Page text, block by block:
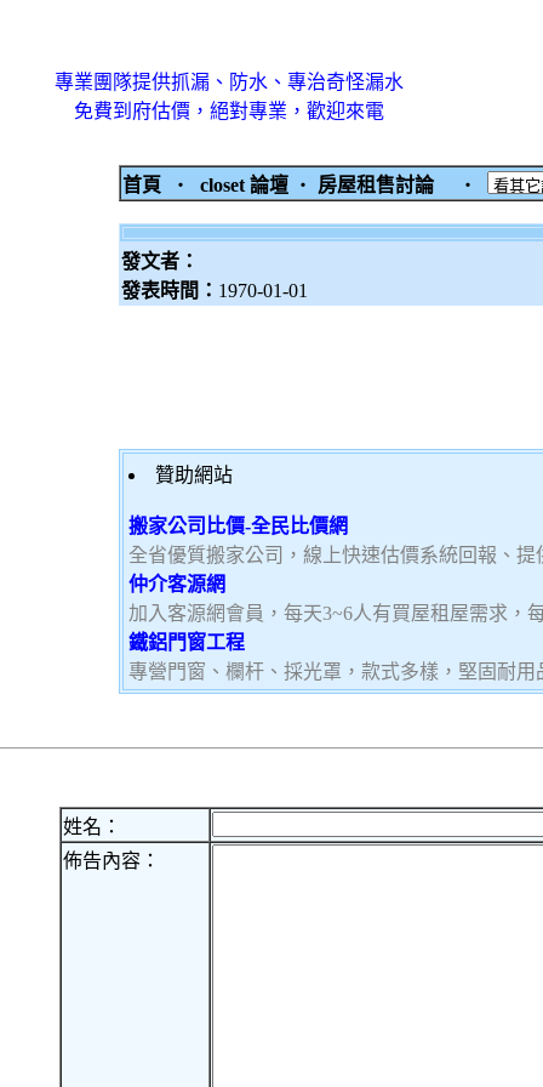
專業團隊提供抓漏、防水、專治奇怪漏水
免費到府估價，絕對專業，歡迎來電
首頁 ‧ closet 論壇 ‧ 房屋租售討論 ‧
發文者：
發表時間： 1970-01-01
贊助網站
搬家公司比價-全民比價網
全省優質搬家公司，線上快速估價系統回報、
仲介客源網
加入客源網會員，每天3~6人有買屋租屋需求，
鐵鋁門窗工程
專營門窗、欄杆、採光罩，款式多樣，堅固耐
姓名：
佈告內容：